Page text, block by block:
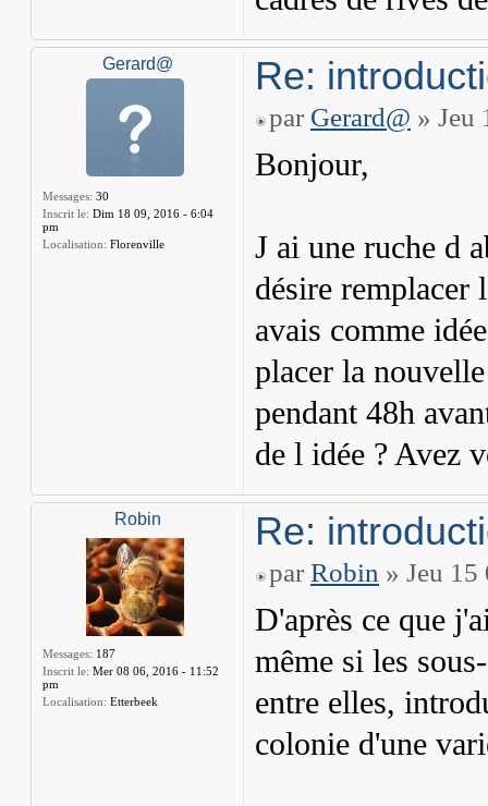
Gerard@
Messages: 30
Inscrit le: Dim 18 09, 2016 - 6:04
pm
Localisation: Florenville
Re:
par Gerard@ » Jeu
Bonjour,
J ai une ruche d
désire remplacer
avais comme
placer la
pendant 48h
de l idée ? Avez
Robin
Messages: 187
Inscrit le: Mer 08 06, 2016 - 11:52
pm
Localisation: Etterbeek
Re:
par Robin » Jeu
D'après ce que
même si les
entre elles,
colonie d'une